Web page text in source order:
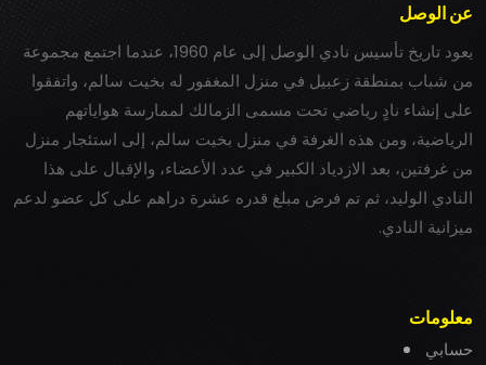
عن الوصل
يعود تاريخ تأسيس نادي الوصل إلى عام 1960، عندما اجتمع مجموعة
من شباب بمنطقة زعبيل في منزل المغفور له بخيت سالم، واتفقوا
على إنشاء نادٍ رياضي تحت مسمى الزمالك لممارسة هواياتهم
الرياضية، ومن هذه الغرفة في منزل بخيت سالم، إلى استئجار منزل
من غرفتين، بعد الازدياد الكبير في عدد الأعضاء، والإقبال على هذا
النادي الوليد، ثم تم فرض مبلغ قدره عشرة دراهم على كل عضو لدعم
ميزانية النادي.
معلومات
حسابي